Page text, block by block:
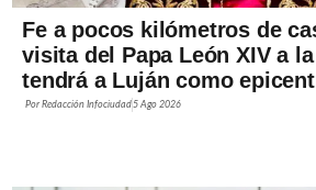
Fe a pocos kilómetros de
visita del Papa León XIV a
tendrá a Luján como
PorRedacción Infociudad5 Ago 2026